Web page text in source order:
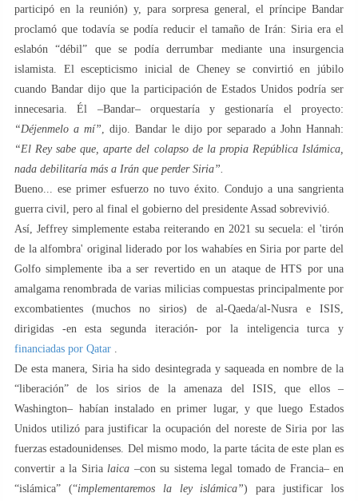
participó en la reunión) y, para sorpresa general, el príncipe Bandar
proclamó que todavía se podía reducir el tamaño de Irán: Siria era el
eslabón “débil” que se podía derrumbar mediante una insurgencia
islamista. El escepticismo inicial de Cheney se convirtió en júbilo
cuando Bandar dijo que la participación de Estados Unidos podría ser
innecesaria. Él –Bandar– orquestaría y gestionaría el proyecto:
“Déjenmelo a mí”, dijo. Bandar le dijo por separado a John Hannah:
“El Rey sabe que, aparte del colapso de la propia República Islámica,
nada debilitaría más a Irán que perder Siria”.
Bueno... ese primer esfuerzo no tuvo éxito. Condujo a una sangrienta
guerra civil, pero al final el gobierno del presidente Assad sobrevivió.
Así, Jeffrey simplemente estaba reiterando en 2021 su secuela: el 'tirón
de la alfombra' original liderado por los wahabíes en Siria por parte del
Golfo simplemente iba a ser revertido en un ataque de HTS por una
amalgama renombrada de varias milicias compuestas principalmente por
excombatientes (muchos no sirios) de al-Qaeda/al-Nusra e ISIS,
dirigidas -en esta segunda iteración- por la inteligencia turca y
financiadas por Qatar .
De esta manera, Siria ha sido desintegrada y saqueada en nombre de la
“liberación” de los sirios de la amenaza del ISIS, que ellos –
Washington– habían instalado en primer lugar, y que luego Estados
Unidos utilizó para justificar la ocupación del noreste de Siria por las
fuerzas estadounidenses. Del mismo modo, la parte tácita de este plan es
convertir a la Siria laica –con su sistema legal tomado de Francia– en
“islámica” (“implementaremos la ley islámica”) para justificar los